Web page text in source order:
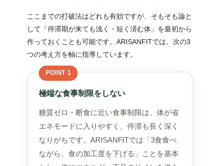
ここまでの打破法はどれも有効ですが、そもそも論と
して「停滞期が来ても浅く・短く済む体」を最初から
作っておくことも可能です。ARISANFITでは、次の3
つの考え方を軸に指導しています。
POINT 1
極端な食事制限をしない
糖質ゼロ・断食に近い食事制限は、体が省
エネモードに入りやすく、停滞も長く深く
なりがちです。ARISANFITでは「3食食べ
ながら、食の加工度を下げる」ことを基本